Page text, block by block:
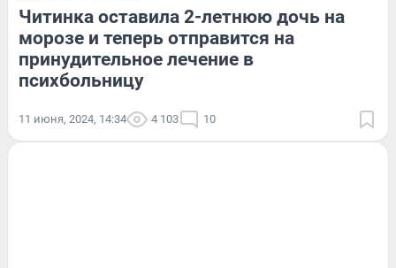
Читинка оставила 2-летнюю дочь на
морозе и теперь отправится на
принудительное лечение в
психбольницу
11 июня, 2024, 14:34 4 103 10